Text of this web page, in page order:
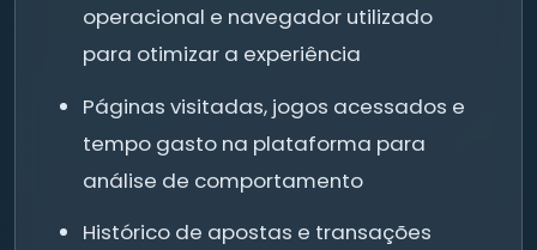
operacional e navegador utilizado
para otimizar a experiência
Páginas visitadas, jogos acessados e
tempo gasto na plataforma para
análise de comportamento
Histórico de apostas e transações